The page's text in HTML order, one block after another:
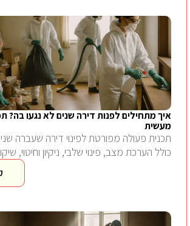
איך מתחילים לפנות דירה שנים לא נגעו בה?
מעשית
תכנית פעולה מפורטת לפינוי דירה שעברה
כולל הערכת מצב, פינוי שלבי, ניקיון וחיטוי,